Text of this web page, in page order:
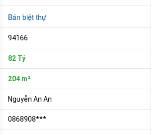
Bán biệt thự
94166
82 Tỷ
204 m²
Nguyễn An An
0868908***